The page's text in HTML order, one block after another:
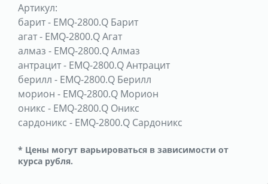
Артикул:
барит- EMQ-2800.Q Барит
агат- EMQ-2800.Q Агат
алмаз - EMQ-2800.Q Алмаз
антрацит- EMQ-2800.Q Антрацит
берилл - EMQ-2800.Q Берилл
морион - EMQ-2800.Q Морион
оникс - EMQ-2800.Q Оникс
сардоникс - EMQ-2800.Q Сардоникс
* Цены могут варьироваться в зависимости от
курса рубля.